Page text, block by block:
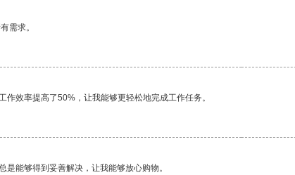
需求。
效率提高了50%，让我能够更轻松地完成工作任务。
能够得到妥善解决，让我能够放心购物。